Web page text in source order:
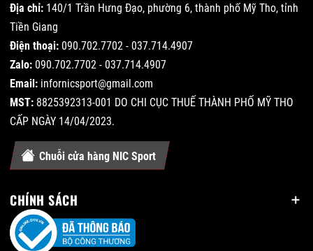
Địa chỉ: 140/1 Trần Hưng Đạo, phường 6, thành phố Mỹ Tho, tỉnh
Tiền Giang
Điện thoại: 090.702.7702 - 037.714.4907
Zalo: 090.702.7702 - 037.714.4907
Email: infornicsport@gmail.com
MST: 8825392313-001 DO CHI CỤC THUẾ THÀNH PHỐ MỸ THO
CẤP NGÀY 14/04/2023.
Chuỗi cửa hàng NIC Sport
CHÍNH SÁCH